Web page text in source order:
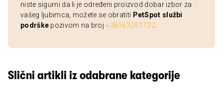
niste sigurni da li je određeni proizvod dobar izbor za
vašeg ljubimca, možete se obratiti PetSpot službi
podrške pozivom na broj+38163291722
Slični artikli iz odabrane kategorije